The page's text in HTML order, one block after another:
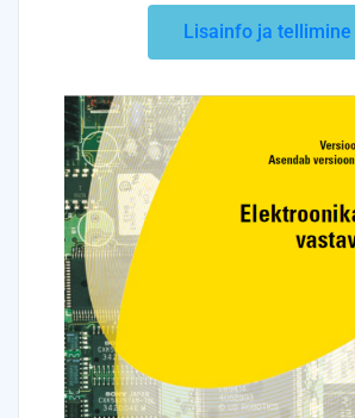
Lisainfo ja tellimine